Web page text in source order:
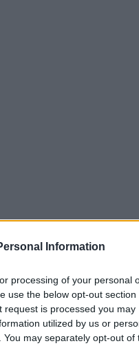
Information
processing of your personal
use the below opt-out section
is processed you may
utilized by us or
may separately opt-out of